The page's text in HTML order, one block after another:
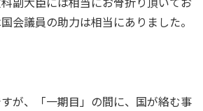
会議員の助力は相当にありました。
が、「一期目」の間に、国が絡む事